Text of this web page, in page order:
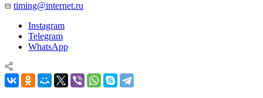
timing@internet.ru
Instagram
Telegram
WhatsApp